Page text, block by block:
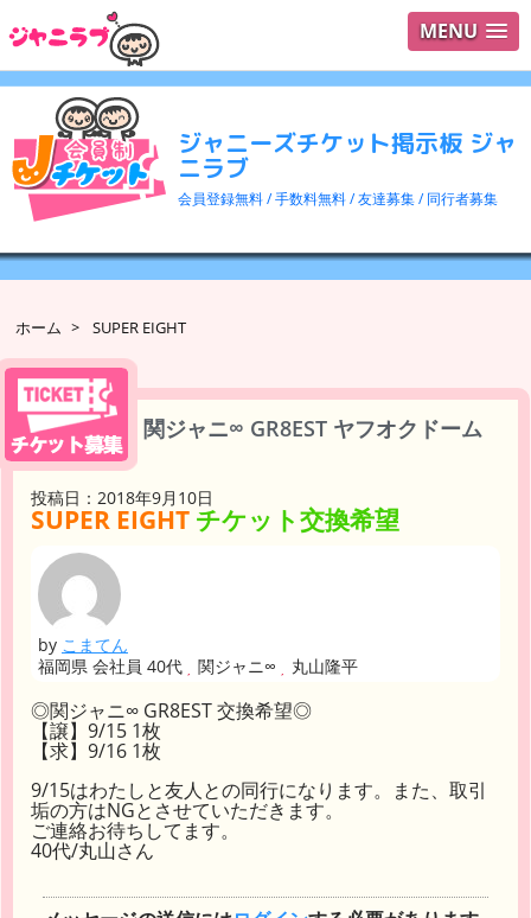
MENU
ジャニーズチケット掲示板 ジャ
ニラブ
会員登録無料 / 手数料無料 / 友達募集 / 同行者募集
ログイ
検索
ホーム > SUPER EIGHT
関ジャニ∞ GR8EST ヤフオクドーム
投稿日：2018年9月10日
SUPER EIGHT チケット交換希望
by こまてん
福岡県 会社員 40代
関ジャニ∞ 丸山隆平
◎関ジャニ∞ GR8EST 交換希望◎
【譲】9/15 1枚
【求】9/16 1枚
9/15はわたしと友人との同行になります。また、取引
垢の方はNGとさせていただきます。
ご連絡お待ちしてます。
40代/丸山さん